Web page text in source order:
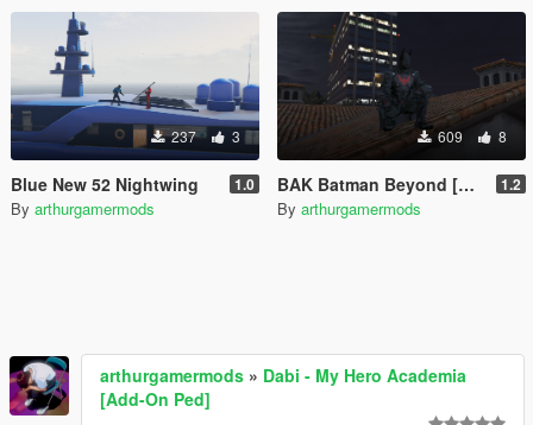
237 3
Blue New 52 Nightwing 1.0
By arthurgamermods
609 8
BAK Batman Beyond [Retexture] 1.2
By arthurgamermods
arthurgamermods » Dabi - My Hero Academia
[Add-On Ped]